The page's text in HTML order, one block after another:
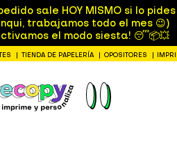
sale HOY MISMO si lo pides
trabajamos todo el mes 😉)
el modo siesta! 😴📦💥
TIENDA DE PAPELERÍA OPOSITORES